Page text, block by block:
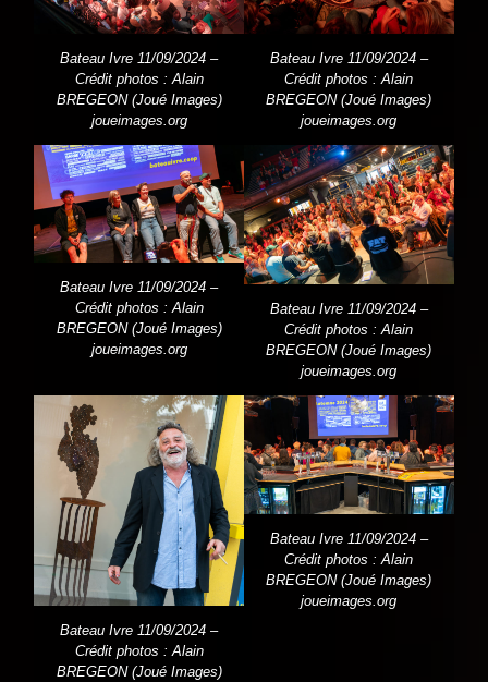
Bateau Ivre 11/09/2024 –
Crédit photos : Alain
BREGEON (Joué Images)
joueimages.org
Bateau Ivre 11/09/2024 –
Crédit photos : Alain
BREGEON (Joué Images)
joueimages.org
Bateau Ivre 11/09/2024 –
Crédit photos : Alain
BREGEON (Joué Images)
joueimages.org
Bateau Ivre 11/09/2024 –
Crédit photos : Alain
BREGEON (Joué Images)
joueimages.org
Bateau Ivre 11/09/2024 –
Crédit photos : Alain
BREGEON (Joué Images)
Bateau Ivre 11/09/2024 –
Crédit photos : Alain
BREGEON (Joué Images)
joueimages.org